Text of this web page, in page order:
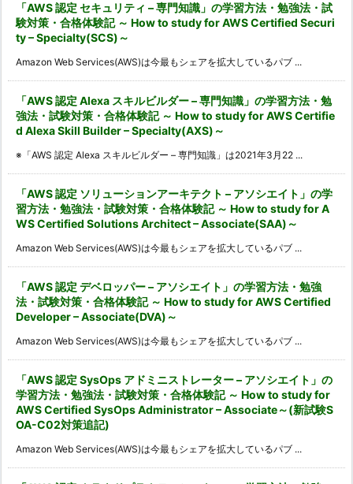
「AWS 認定 セキュリティ – 専門知識」の学習方法・勉強法・試
験対策・合格体験記 ～ How to study for AWS Certified Securi
ty – Specialty(SCS)～
Amazon Web Services(AWS)は今最もシェアを拡大しているパブ ...
「AWS 認定 Alexa スキルビルダー – 専門知識」の学習方法・勉
強法・試験対策・合格体験記 ～ How to study for AWS Certifie
d Alexa Skill Builder – Specialty(AXS)～
※「AWS 認定 Alexa スキルビルダー – 専門知識」は2021年3月22 ...
「AWS 認定 ソリューションアーキテクト – アソシエイト」の学
習方法・勉強法・試験対策・合格体験記 ～ How to study for A
WS Certified Solutions Architect – Associate(SAA)～
Amazon Web Services(AWS)は今最もシェアを拡大しているパブ ...
「AWS 認定 デベロッパー – アソシエイト」の学習方法・勉強
法・試験対策・合格体験記 ～ How to study for AWS Certified
Developer – Associate(DVA)～
Amazon Web Services(AWS)は今最もシェアを拡大しているパブ ...
「AWS 認定 SysOps アドミニストレーター – アソシエイト」の
学習方法・勉強法・試験対策・合格体験記 ～ How to study for
AWS Certified SysOps Administrator – Associate～(新試験S
OA-C02対策追記)
Amazon Web Services(AWS)は今最もシェアを拡大しているパブ ...